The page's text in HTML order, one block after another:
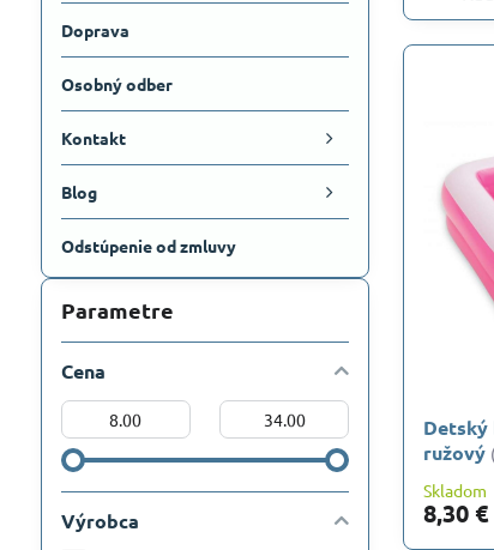
Detský
ružový
Skladom
8,30 €
Parametre
Cena
Od: Do:
Výrobca
Doprava
Osobný odber
Kontakt
Blog
Odstúpenie od zmluvy